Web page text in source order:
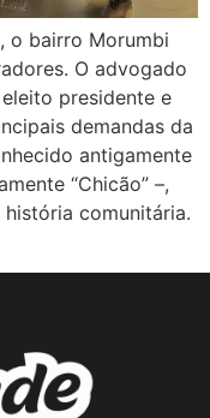
o bairro Morumbi
O advogado
presidente e
demandas da
antigamente
“Chicão” –,
comunitária.